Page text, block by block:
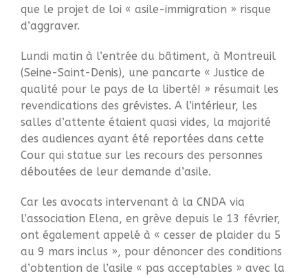
Hébergement​
Naturalisation
Pays
Bibliographie
Liens
Agir
Faire un don
Nous contacter
que le projet de loi « asile-immigration » risque
d’aggraver.
Lundi matin à l’entrée du bâtiment, à Montreuil
(Seine-Saint-Denis), une pancarte « Justice de
qualité pour le pays de la liberté! » résumait les
revendications des grévistes. A l’intérieur, les
salles d’attente étaient quasi vides, la majorité
des audiences ayant été reportées dans cette
Cour qui statue sur les recours des personnes
déboutées de leur demande d’asile.
Car les avocats intervenant à la CNDA via
l’association Elena, en grève depuis le 13 février,
ont également appelé à « cesser de plaider du 5
au 9 mars inclus », pour dénoncer des conditions
d’obtention de l’asile « pas acceptables » avec la